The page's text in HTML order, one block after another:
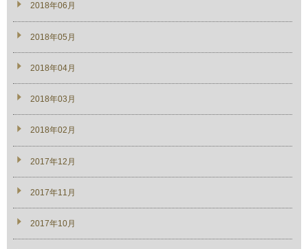
2018年06月
2018年05月
2018年04月
2018年03月
2018年02月
2017年12月
2017年11月
2017年10月